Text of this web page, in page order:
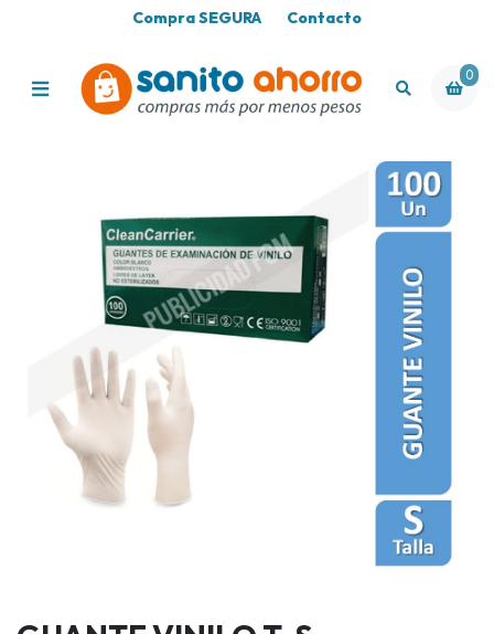
Compra SEGURA Contacto
0